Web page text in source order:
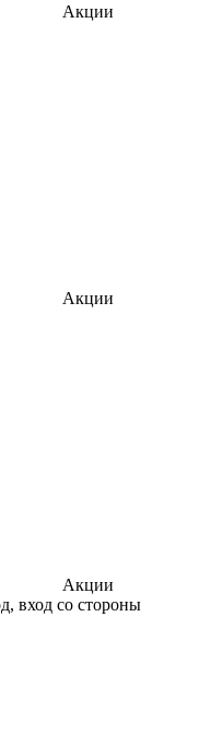
Акции
Акции
Акции
вход со стороны